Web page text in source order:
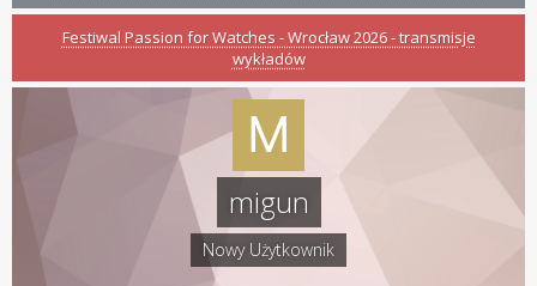
Festiwal Passion for Watches - Wrocław 2026 - transmisje
wykładów
migun
Nowy Użytkownik